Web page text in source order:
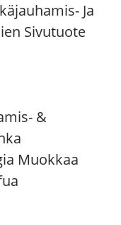
Ja
Sivutuote
&
Muokkaa